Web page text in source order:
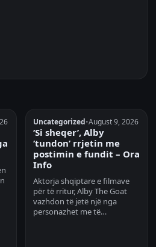
Uncategorized•August 9, 2026
‘Si sheqer’, Alby
‘tundon’ rrjetin me
postimin e fundit – Ora
Info
Aktorja shqiptare e filmave
për të rritur, Alby The Goat
vazhdon të jetë një nga
personazhet me të…